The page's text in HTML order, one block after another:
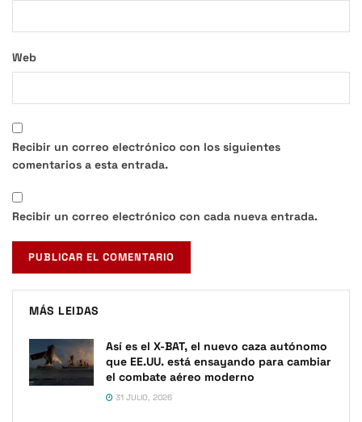
Web
Recibir un correo electrónico con los siguientes
comentarios a esta entrada.
Recibir un correo electrónico con cada nueva entrada.
MÁS LEIDAS
Así es el X-BAT, el nuevo caza autónomo
que EE.UU. está ensayando para cambiar
el combate aéreo moderno
31 JULIO, 2026